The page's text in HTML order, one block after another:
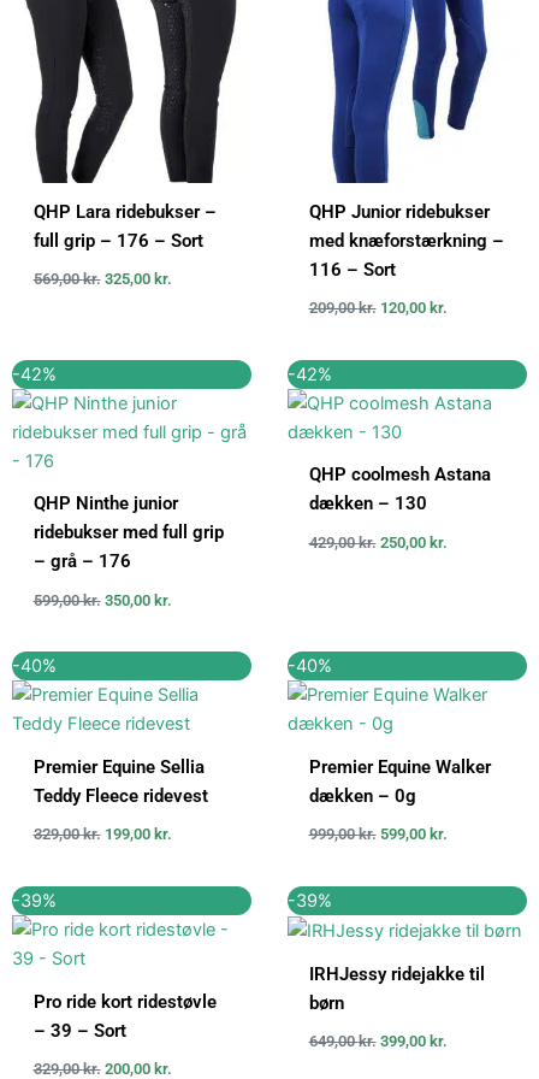
QHP Lara ridebukser –
full grip – 176 – Sort
569,00kr.
569,00 kr..
325,00 kr.
325,00 kr..
QHP Junior ridebukser
med knæforstærkning –
116 – Sort
209,00kr.
209,00 kr..
120,00 kr.
120,00 kr..
-42%
QHP Ninthe junior
ridebukser med full grip
– grå – 176
599,00kr.
oprindelige
pris
var:
350,00 kr.
aktuelle
pris
er:
-42%
QHP coolmesh Astana
dækken – 130
429,00kr.
oprindelige
pris
var:
250,00 kr.
aktuelle
pris
-40%
Premier Equine Sellia
Teddy Fleece ridevest
329,00kr.
oprindelige
pris
var:
199,00 kr.
aktuelle
pris
er:
-40%
Premier Equine Walker
dækken – 0g
999,00kr.
oprindelige
pris
var:
599,00 kr.
aktuelle
pris
-39%
Pro ride kort ridestøvle
– 39 – Sort
329,00kr.
oprindelige
pris
200,00 kr.
aktuelle
pris
-39%
IRHJessy ridejakke til
børn
649,00kr.
oprindelige
pris
649,00 kr..
399,00 kr.
aktuelle
pris
399,00 kr..